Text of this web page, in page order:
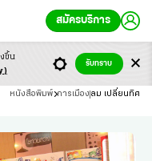
สมัครบริการ
หนังสือพิมพ์ การเมือง ลม เปลี่ยนทิศ
ขึ้น
รับทราบ